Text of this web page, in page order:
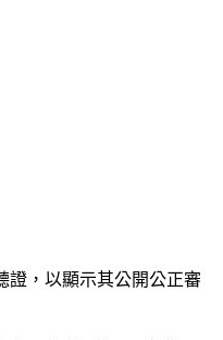
證，以顯示其公開公正審